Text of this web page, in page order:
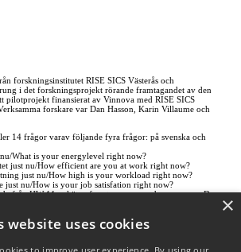
forskningsinstitutet RISE SICS Västerås och
i det forskningsprojekt rörande framtagandet av den
pilotprojekt finansierat av Vinnova med RISE SICS
forskare var Dan Hasson, Karin Villaume och
14 frågor varav följande fyra frågor: på svenska och
What is your energylevel right now?
just nu/How efficient are you at work right now?
just nu/How high is your workload right now?
just nu/How is your job satisfation right now?
från HW-11 enkäten framtagen av upphovsmannen Dan
An Automated and Systematic Web-Based Intervention
×
website uses cookies